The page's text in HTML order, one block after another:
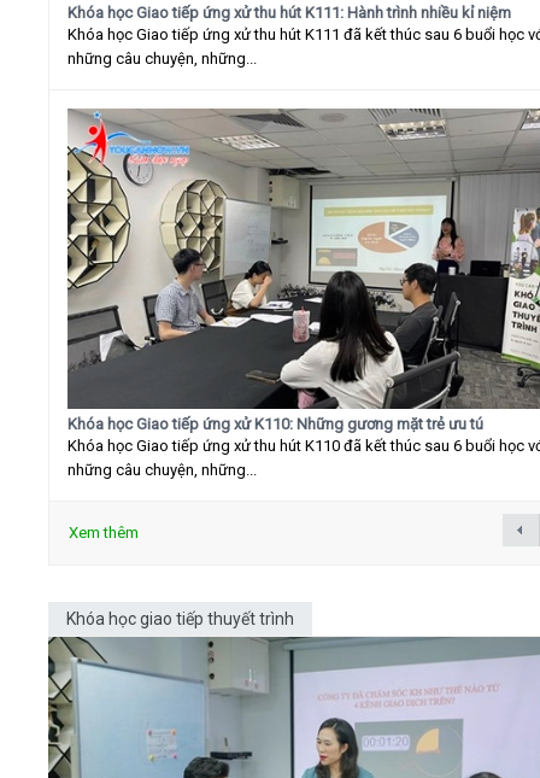
Khóa học Giao tiếp ứng xử thu hút K111: Hành trình nhiều kỉ niệm
Khóa học Giao tiếp ứng xử thu hút K111 đã kết thúc sau 6 buổi học
những câu chuyện, những...
Khóa học Giao tiếp ứng xử K110: Những gương mặt trẻ ưu tú
Khóa học Giao tiếp ứng xử thu hút K110 đã kết thúc sau 6 buổi học
những câu chuyện, những...
Xem thêm
Khóa học giao tiếp thuyết trình